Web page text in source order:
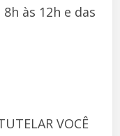
às 12h e das
VOCÊ